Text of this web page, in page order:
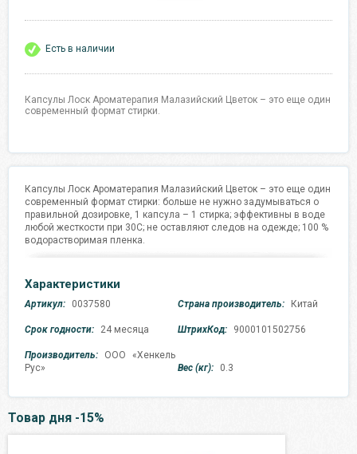
Есть в наличии
Капсулы Лоск Ароматерапия Малазийский Цветок – это еще один
современный формат стирки.
Капсулы Лоск Ароматерапия Малазийский Цветок – это еще один
современный формат стирки: больше не нужно задумываться о
правильной дозировке, 1 капсула – 1 стирка; эффективны в воде
любой жесткости при 30C; не оставляют следов на одежде; 100 %
водорастворимая пленка.
Характеристики
Артикул: 0037580 Страна производитель: Китай
Срок годности: 24 месяца ШтрихКод: 9000101502756
Производитель:
ООО «Хенкель
Рус»
Вес (кг): 0.3
Товар дня -15%